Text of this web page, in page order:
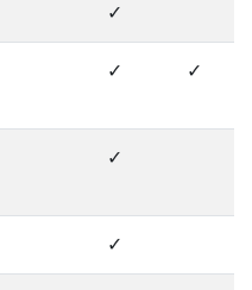
✓
✓ ✓
✓
✓